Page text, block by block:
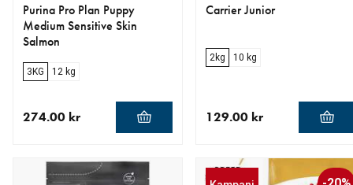
Purina Pro Plan Puppy
Medium Sensitive Skin
Salmon
3KG 12 kg
274.00 kr
Carrier Junior
2kg 10 kg
129.00 kr